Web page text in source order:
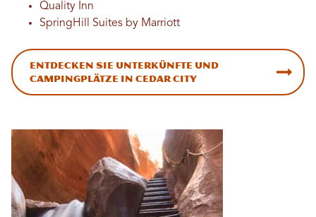
Quality Inn
SpringHill Suites by Marriott
Entdecken Sie Unterkünfte und
Campingplätze in Cedar City